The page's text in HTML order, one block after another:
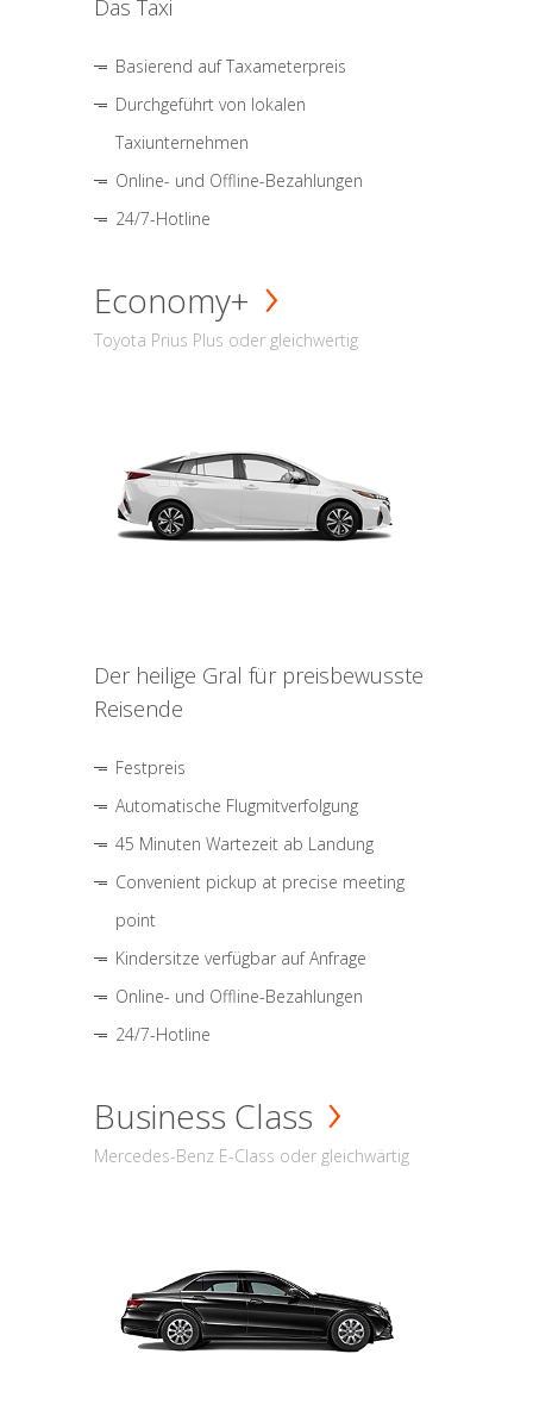
Das Taxi
Basierend auf Taxameterpreis
Durchgeführt von lokalen
Taxiunternehmen
Online- und Offline-Bezahlungen
24/7-Hotline
Economy+
Toyota Prius Plus oder gleichwertig
Der heilige Gral für preisbewusste
Reisende
Festpreis
Automatische Flugmitverfolgung
45 Minuten Wartezeit ab Landung
Convenient pickup at precise meeting
point
Kindersitze verfügbar auf Anfrage
Online- und Offline-Bezahlungen
24/7-Hotline
Business Class
Mercedes-Benz E-Class oder gleichwärtig